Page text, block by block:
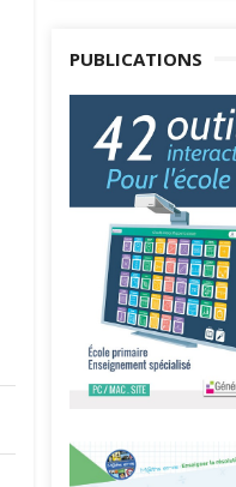
PUBLICATIONS